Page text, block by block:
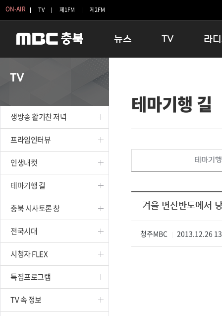
ON-AIR TV 제1FM 제2FM
뉴스
보은
옥천
TV
인생내컷
테마기행 길
시청자 FLEX
종영프로그램
라
16:00
우리 고
TV
생방송 활기찬 저녁
프라임인터뷰
인생내컷
테마기행 길
충북 시사토론 창
전국시대
시청자 FLEX
특집프로그램
TV 속 정보
테마기행 길
테마기
겨울 변산반도에서
청주MBC 2013.12.26